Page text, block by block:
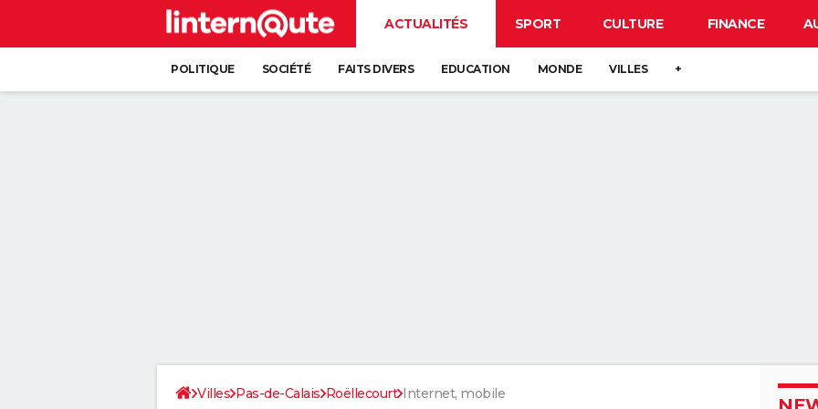
ACTUALITÉS SPORT CULTURE FINANCE
POLITIQUE SOCIÉTÉ FAITS DIVERS EDUCATION MONDE VILLES +
Villes Pas-de-Calais Roëllecourt Internet, mobile